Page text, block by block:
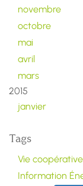
novembre
octobre
mai
avril
mars
2015
janvier
Tags
Vie coopérative
Information